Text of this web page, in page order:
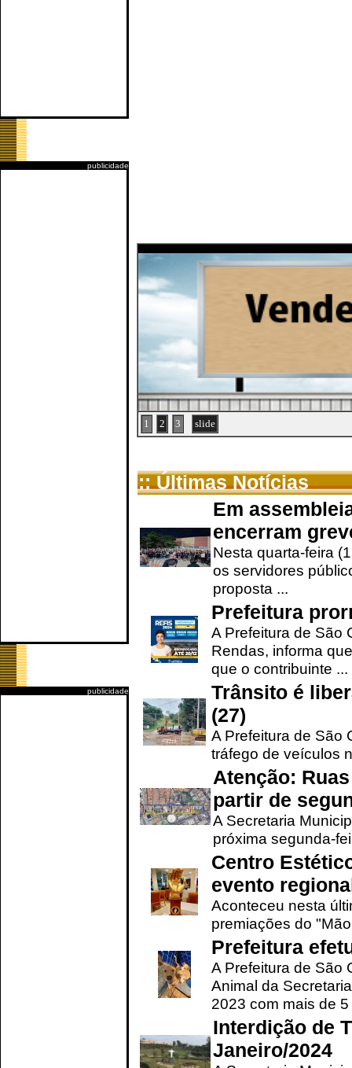
publicidade
publicidade
1 2 3 slide
:: Últimas Notícias
Em
encerram
Nesta quarta-feira
os servidores
proposta ...
Prefeitura
A Prefeitura de São
Rendas, informa
que o contribuinte ...
Trânsito é
(27)
A Prefeitura de São
tráfego de veículos
Atenção:
partir de
A Secretaria
próxima segunda-
Centro
evento
Aconteceu nesta
premiações do
Prefeitura
A Prefeitura de São
Animal da
2023 com mais de 5
Interdição de
Janeiro/2024